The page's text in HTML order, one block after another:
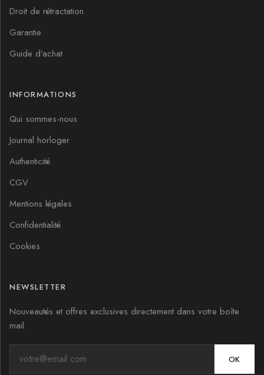
Droit de rétractation
Garantie
Guide d'achat
INFORMATIONS
Qui sommes-nous
Journal horloger
Authenticité
CGV
Mentions légales
Confidentialité
Cookies
NEWSLETTER
Nouveautés et offres exclusives directement dans votre boîte
mail.
OK